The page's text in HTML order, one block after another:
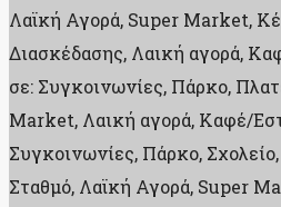
Λαϊκή Αγορά, Super Market,
Διασκέδασης, Λαική αγορά,
σε: Συγκοινωνίες, Πάρκο,
Market, Λαική αγορά, Καφέ/
Συγκοινωνίες, Πάρκο,
Σταθμό, Λαϊκή Αγορά, Super